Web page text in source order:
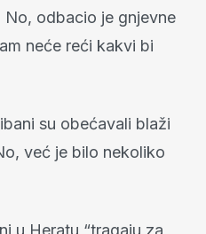
odbacio je gnjevne
neće reći kakvi bi
su obećavali blaži
već je bilo nekoliko
u Heratu “tragaju za